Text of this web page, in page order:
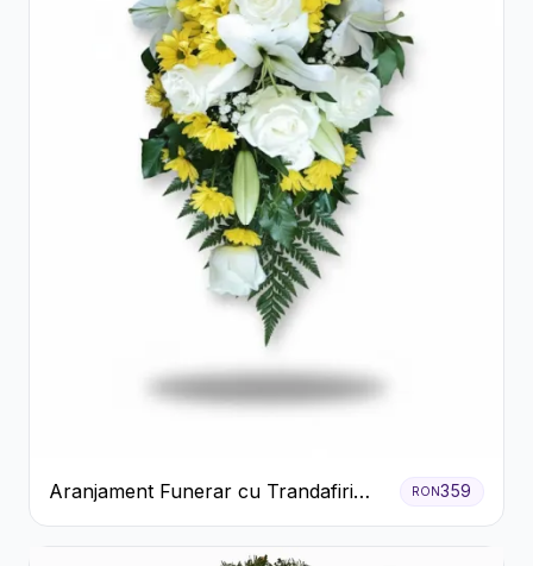
Aranjament Funerar cu Trandafiri
Albi Crizanteme Galbene și Crini
RON359